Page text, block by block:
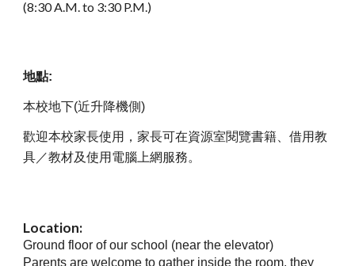
(8:30 A.M. to 3:30 P.M.)
地點:
本校地下(近升降機側)
歡迎本校家長使用，家長可在資源室閱覽書籍、借用教
具／教材及使用電腦上網服務。
Location:
Ground floor of our school (near the elevator)
Parents are welcome to gather inside the room, they